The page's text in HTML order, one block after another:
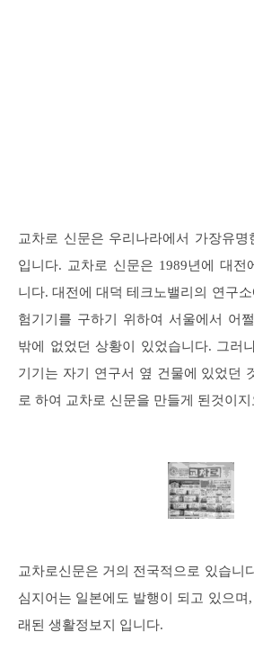
교차로 신문은 우리나라에서 가장유
입니다. 교차로 신문은 1989년에 대전
니다. 대전에 대덕 테크노밸리의 연구
험기기를 구하기 위하여 서울에서 어
밖에 없었던 상황이 있었습니다. 그러
기기는 자기 연구서 옆 건물에 있었던
로 하여 교차로 신문을 만들게 된것이지
교차로신문은 거의 전국적으로 있습니
심지어는 일본에도 발행이 되고 있으며
래된 생활정보지 입니다.